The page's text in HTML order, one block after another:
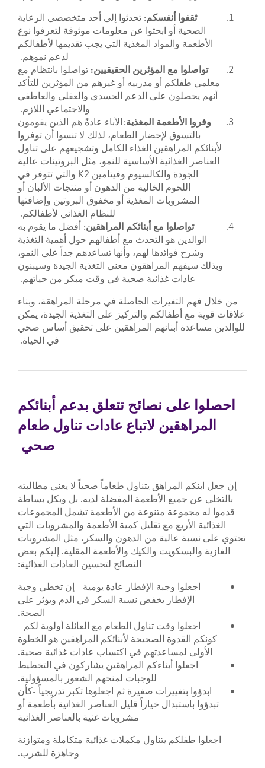
ثقفوا أنفسكم: تحدثوا إلى أحد متخصصي الرعاية
الصحية أو ابحثوا عن معلومات موثوقة لتعرفوا نوع
الأطعمة والمواد المغذية التي يجب تقديمها لأطفالكم
لدعم نموهم.
تواصلوا مع المؤثرين الحقيقيين: تواصلوا بانتظام مع
معلمي طفلكم أو مدربيه أو غيرهم من المؤثرين للتأكد
أنهم يحصلون على الدعم الجسدي والعقلي والعاطفي
والاجتماعي اللازم.
وفروا الأطعمة المغذية: الآباء عادةً هم الذين يقومون
بالتسوق لإحضار الطعام، لذلك لا تنسوا أن توفروا
لأبنائكم المراهقين الغذاء الكامل وتشجيعهم على تناول
العناصر الغذائية الأساسية للنمو، مثل البروتينات عالية
الجودة والكالسيوم وفيتامين K2 والتي تتوفر في
اللحوم الخالية من الدهون أو منتجات الألبان أو
المشروبات المغذية أو مخفوق البروتين وإضافتها
للنظام الغذائي لأطفالكم.
تواصلوا مع أبنائكم المراهقين: أفضل ما يقوم به
الوالدين هو التحدث مع أطفالهم حول أهمية التغذية
وشرح فوائدها لهم، وأنها تساعدهم جداً على النمو،
وبذلك سيفهم المراهقون معنى التغذية الجيدة وسيبنون
عادات غذائية صحية في وقت مبكر من حياتهم.
من خلال فهم التغيرات الحاصلة في مرحلة المراهقة، وبناء
علاقات قوية مع أطفالكم والتركيز على التغذية الجيدة، يمكن
للوالدين مساعدة أبنائهم المراهقين على تحقيق أساس صحي
في الحياة.
احصلوا على نصائح تتعلق بدعم أبنائكم
المراهقين لاتباع عادات تناول طعام
صحي
إن جعل ابنكم المراهق يتناول طعاماً صحياً لا يعني مطالبته
بالتخلي عن جميع الأطعمة المفضلة لديه. بل وبكل بساطة
قدموا له مجموعة متنوعة من الأطعمة تشمل المجموعات
الغذائية الأربع مع تقليل كمية الأطعمة والمشروبات التي
تحتوي على نسبة عالية من الدهون والسكر، مثل المشروبات
الغازية والبسكويت والكيك والأطعمة المقلية. إليكم بعض
النصائح لتحسين العادات الغذائية:
اجعلوا وجبة الإفطار عادة يومية - إن تخطي وجبة
الإفطار يخفض نسبة السكر في الدم ويؤثر على
الصحة.
اجعلوا وقت تناول الطعام مع العائلة أولوية لكم -
كونكم القدوة الصحيحة لأبنائكم المراهقين هو الخطوة
الأولى لمساعدتهم في اكتساب عادات غذائية صحية.
اجعلوا أبناءكم المراهقين يشاركون في التخطيط
للوجبات لمنحهم الشعور بالمسؤولية.
ابدؤوا بتغييرات صغيرة ثم اجعلوها تكبر تدريجياً -كأن
تبدؤوا باستبدال خياراً قليل العناصر الغذائية بأطعمة أو
مشروبات غنية بالعناصر الغذائية
اجعلوا طفلكم يتناول مكملات غذائية متكاملة ومتوازنة
وجاهزة للشرب.